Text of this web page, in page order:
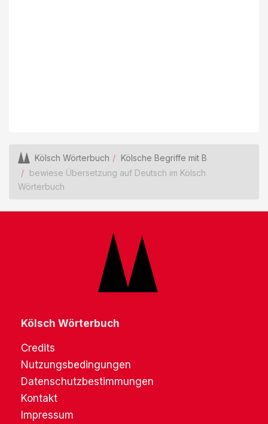
Kölsch Wörterbuch
Kölsche Begriffe mit B
bewiese Übersetzung auf Deutsch im Kölsch
Wörterbuch
Kölsch Wörterbuch
Credits
Nutzungsbedingungen
Datenschutzbestimmungen
Kontakt
Impressum